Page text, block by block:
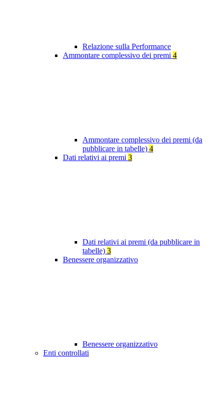
Relazione sulla Performance
Ammontare complessivo dei premi 4
Ammontare complessivo dei premi (da
pubblicare in tabelle) 4
Dati relativi ai premi 3
Dati relativi ai premi (da pubblicare in
tabelle) 3
Benessere organizzativo
Benessere organizzativo
Enti controllati